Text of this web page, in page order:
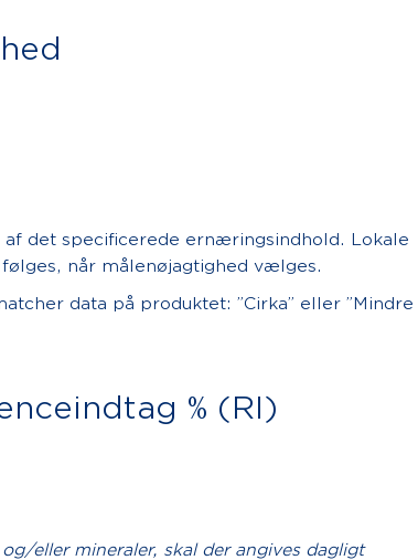
af det specificerede ernæringsindhold. Lokale
når målenøjagtighed vælges.
data på produktet: ”Cirka” eller ”Mindre
% (RI)
eller mineraler, skal der angives dagligt